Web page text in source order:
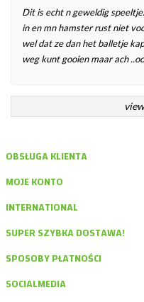
Dit is echt n geweldig
in en mn hamster rust niet
wel dat ze dan het balletje
weg kunt gooien maar ach
OBSŁUGA KLIENTA
MOJE KONTO
INTERNATIONAL
SUPER SZYBKA DOSTAWA!
SPOSOBY PŁATNOŚCI
SOCIALMEDIA